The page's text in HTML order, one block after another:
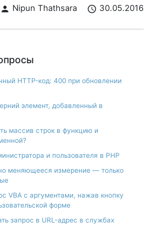
person Nipun Thathsara schedule 30.05.2016
HTTP-код: 400 при обновлении
элемент, добавленный в
массив строк в функцию и
и пользователя в PHP
меняющееся измерение — только
VBA с аргументами, нажав кнопку
форме
запрос в URL-адрес в службах